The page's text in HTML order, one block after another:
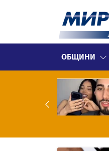
ОБЩИНИ
95 000 евро